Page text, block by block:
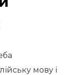
мову і